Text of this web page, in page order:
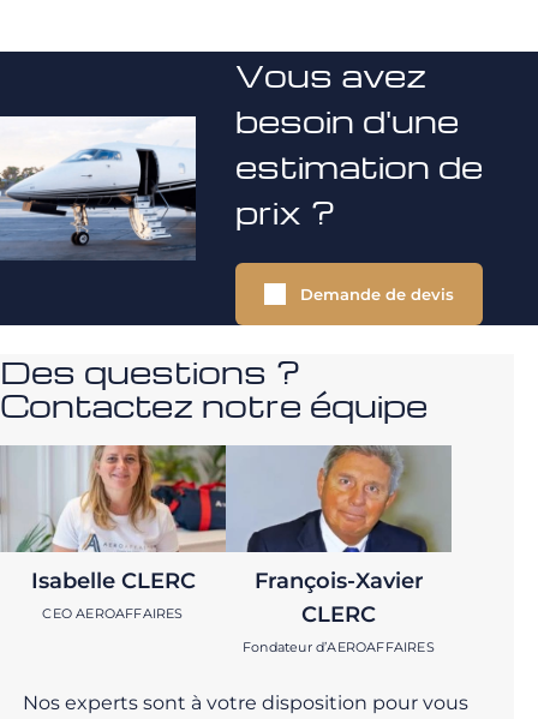
Vous avez
besoin d'une
estimation de
prix ?
Demande de devis
Des questions ?
Contactez notre équipe
Isabelle CLERC
CEO AEROAFFAIRES
François-Xavier
CLERC
Fondateur d’AEROAFFAIRES
Nos experts sont à votre disposition pour vous